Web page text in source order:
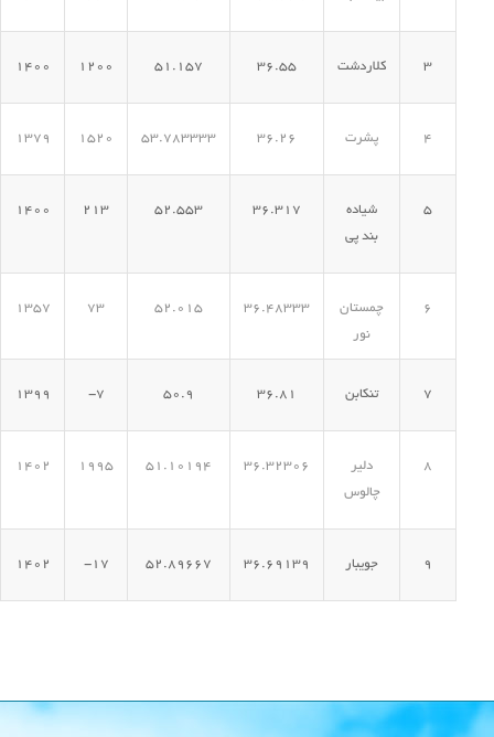
3 کلاردشت 36.55
51.157
1200
1400
4 پشرت 36.26
53.783333
1520
1379
5
شیاده
بند پی
36.317
52.553
213
1400
6
چمستان
نور
36.48333
52.015
73
1357
7 تنکابن 36.81
50.9
7-
1399
8
دلیر
چالوس
36.32306
51.10194
1995
1402
9 جویبار 36.69139
52.89667
17-
1402